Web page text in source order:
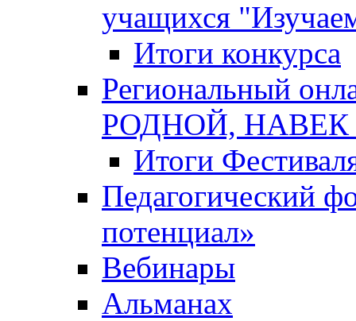
учащихся
Итоги конкурса
Региональный
РОДНОЙ,
Итоги
Педагогический
потенциал»
Вебинары
Альманах